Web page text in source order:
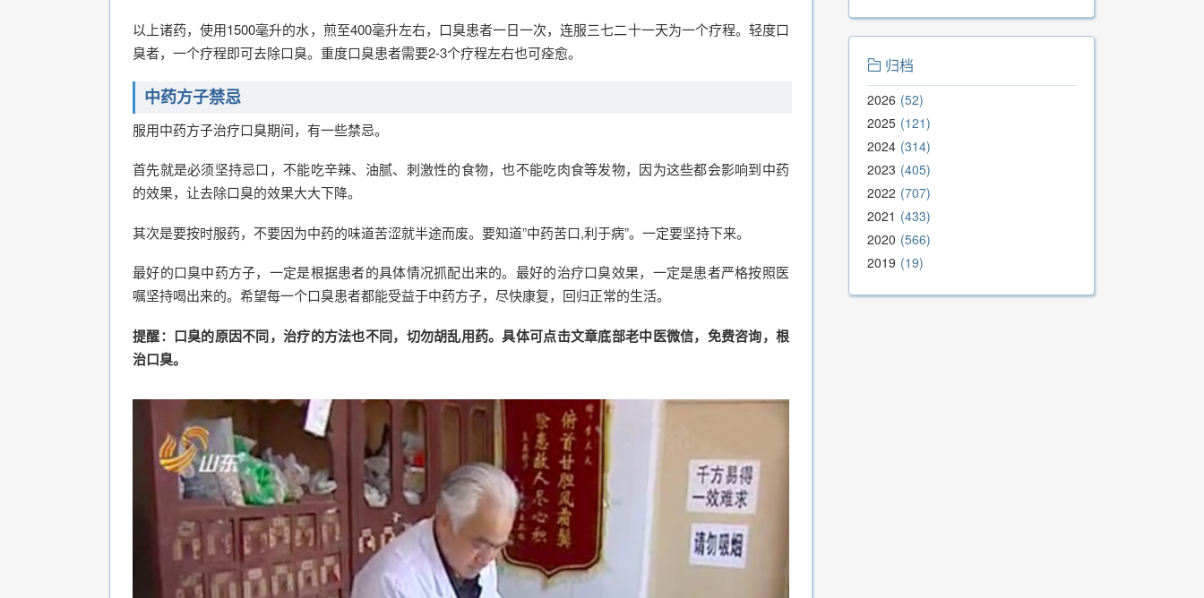
以上诸药，使用1500毫升的水，煎至400毫升左右，口臭患者一日一次，连服三七二十一天为一个疗程。轻度口
臭者，一个疗程即可去除口臭。重度口臭患者需要2-3个疗程左右也可痊愈。
中药方子禁忌
服用中药方子治疗口臭期间，有一些禁忌。
首先就是必须坚持忌口，不能吃辛辣、油腻、刺激性的食物，也不能吃肉食等发物，因为这些都会影响到中药
的效果，让去除口臭的效果大大下降。
其次是要按时服药，不要因为中药的味道苦涩就半途而废。要知道”中药苦口,利于病”。一定要坚持下来。
最好的口臭中药方子，一定是根据患者的具体情况抓配出来的。最好的治疗口臭效果，一定是患者严格按照医
嘱坚持喝出来的。希望每一个口臭患者都能受益于中药方子，尽快康复，回归正常的生活。
提醒：口臭的原因不同，治疗的方法也不同，切勿胡乱用药。具体可点击文章底部老中医微信，免费咨询，根
治口臭。
归档
2026 52
2025 121
2024 314
2023 405
2022 707
2021
433
2020 566
2019 19